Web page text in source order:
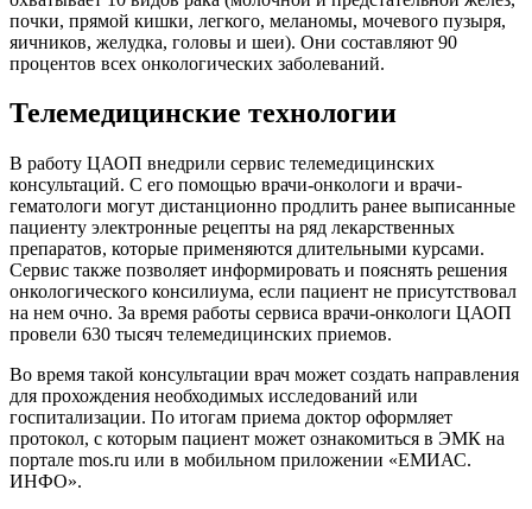
почки, прямой кишки, легкого, меланомы, мочевого пузыря,
яичников, желудка, головы и шеи). Они составляют 90
процентов всех онкологических заболеваний.
Телемедицинские технологии
В работу ЦАОП внедрили сервис телемедицинских
консультаций. С его помощью врачи-онкологи и врачи-
гематологи могут дистанционно продлить ранее выписанные
пациенту электронные рецепты на ряд лекарственных
препаратов, которые применяются длительными курсами.
Сервис также позволяет информировать и пояснять решения
онкологического консилиума, если пациент не присутствовал
на нем очно. За время работы сервиса врачи-онкологи ЦАОП
провели 630 тысяч телемедицинских приемов.
Во время такой консультации врач может создать направления
для прохождения необходимых исследований или
госпитализации. По итогам приема доктор оформляет
протокол, с которым пациент может ознакомиться в ЭМК на
портале mos.ru или в мобильном приложении «ЕМИАС.
ИНФО».